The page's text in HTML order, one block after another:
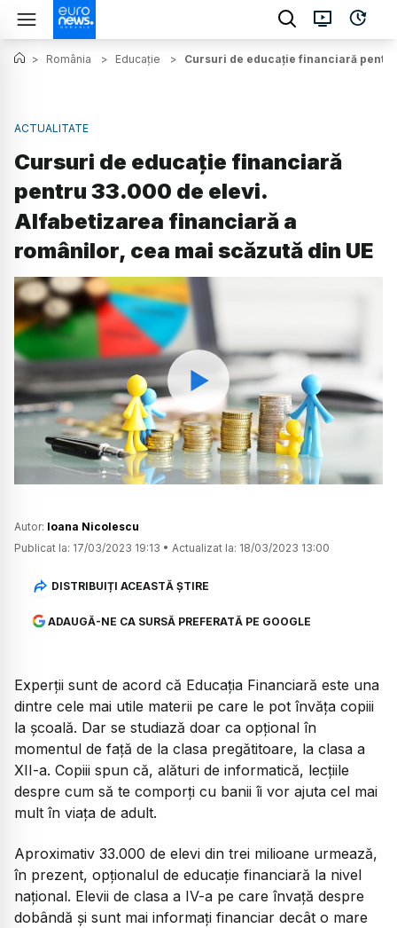
> România > Educație > Cursuri de educație financiară
ACTUALITATE
Cursuri de educație financiară
pentru 33.000 de elevi.
Alfabetizarea financiară a
românilor, cea mai scăzută din UE
Watch
Autor: Ioana Nicolescu
Publicat la: 17/03/2023 19:13 • Actualizat la: 18/03/2023 13:00
DISTRIBUIȚI ACEASTĂ ȘTIRE
ADAUGĂ-NE CA SURSĂ PREFERATĂ PE GOOGLE
Experții sunt de acord că Educația Financiară este una
dintre cele mai utile materii pe care le pot învăța copiii
la școală. Dar se studiază doar ca opțional în
momentul de față de la clasa pregătitoare, la clasa a
XII-a. Copiii spun că, alături de informatică, lecțiile
despre cum să te comporți cu banii îi vor ajuta cel mai
mult în viața de adult.
Aproximativ 33.000 de elevi din trei milioane urmează,
în prezent, opționalul de educație financiară la nivel
național. Elevii de clasa a IV-a pe care învață despre
dobândă și sunt mai informați financiar decât o mare